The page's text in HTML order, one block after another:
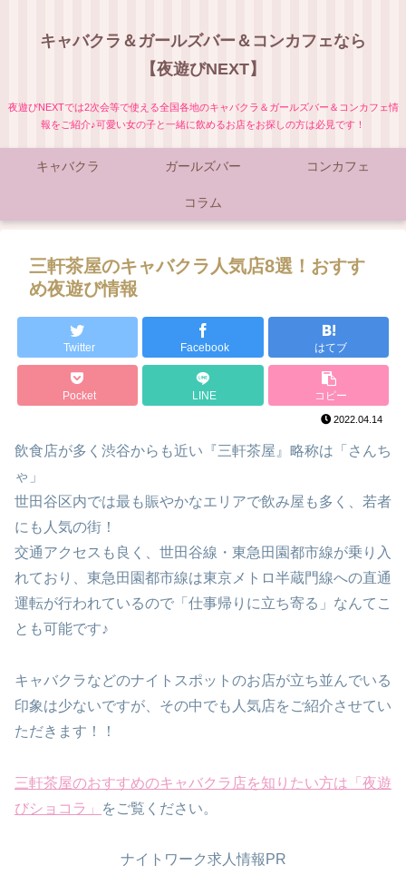
キャバクラ＆ガールズバー＆コンカフェなら
【夜遊びNEXT】
夜遊びNEXTでは2次会等で使える全国各地のキャバクラ＆ガールズバー＆コンカフェ情
報をご紹介♪可愛い女の子と一緒に飲めるお店をお探しの方は必見です！
キャバクラ ガールズバー コンカフェ
コラム
三軒茶屋のキャバクラ人気店8選！おすす
め夜遊び情報
Twitter Facebook はてブ
Pocket LINE コピー
2022.04.14
飲食店が多く渋谷からも近い『三軒茶屋』略称は「さんち
ゃ」
世田谷区内では最も賑やかなエリアで飲み屋も多く、若者
にも人気の街！
交通アクセスも良く、世田谷線・東急田園都市線が乗り入
れており、東急田園都市線は東京メトロ半蔵門線への直通
運転が行われているので「仕事帰りに立ち寄る」なんてこ
とも可能です♪
キャバクラなどのナイトスポットのお店が立ち並んでいる
印象は少ないですが、その中でも人気店をご紹介させてい
ただきます！！
三軒茶屋のおすすめのキャバクラ店を知りたい方は「夜遊
びショコラ」
をご覧ください。
ナイトワーク求人情報PR